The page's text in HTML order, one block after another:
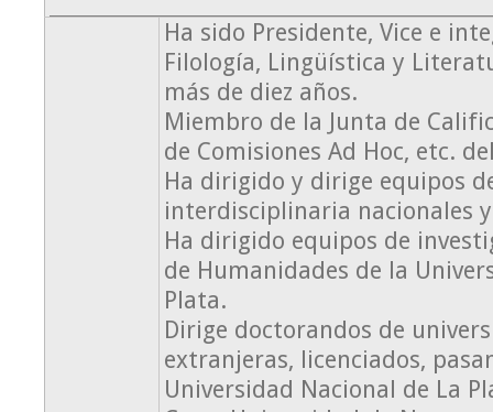
Ha sido Presidente, Vice e
Filología, Lingüística y
más de diez años.
Miembro de la Junta de
de Comisiones Ad Hoc, etc.
Ha dirigido y dirige equipos
interdisciplinaria nacionales
Ha dirigido equipos de
de Humanidades de la
Plata.
Dirige doctorandos de
extranjeras, licenciados,
Universidad Nacional de La